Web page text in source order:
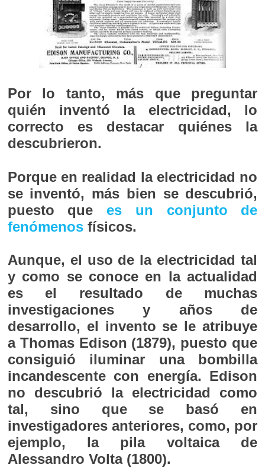
Por lo tanto, más que preguntar
quién inventó la electricidad, lo
correcto es destacar quiénes la
descubrieron.
Porque en realidad la electricidad no
se inventó, más bien se descubrió,
puesto que es un conjunto de
fenómenosfísicos.
Aunque, el uso de la electricidad tal
y como se conoce en la actualidad
es el resultado de muchas
investigaciones y años de
desarrollo, el invento se le atribuye
a Thomas Edison (1879), puesto que
consiguió iluminar una bombilla
incandescente con energía. Edison
no descubrió la electricidad como
tal, sino que se basó en
investigadores anteriores, como, por
ejemplo, la pila voltaica de
Alessandro Volta (1800).